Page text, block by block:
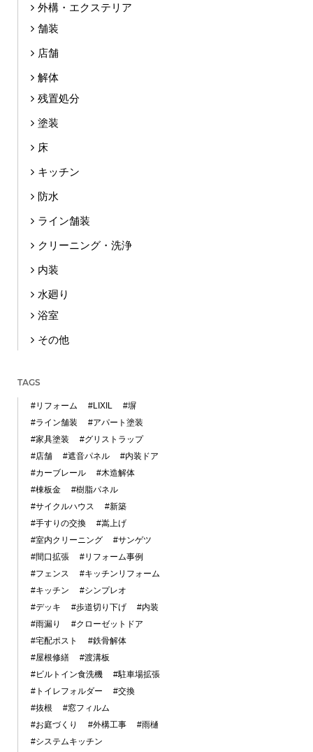
外構・エクステリア
舗装
店舗
解体
残置処分
塗装
床
キッチン
防水
ライン舗装
クリーニング・洗浄
内装
水廻り
浴室
その他
TAGS
#リフォーム #LIXIL
#塀
#ライン舗装
#アパート塗装
#家具塗装
#グリストラップ
#店舗
#遮音パネル
#内装ドア
#カーブレール
#木造解体
#棟板金
#樹脂パネル
#サイクルハウス
#新築
#手すりの交換
#嵩上げ
#室内クリーニング
#サンゲツ
#間口拡張
#リフォーム事例
#フェンス
#キッチンリフォーム
#キッチン
#シンプレオ
#デッキ
#歩道切り下げ
#内装
#雨漏り
#クローゼットドア
#宅配ポスト
#鉄骨解体
#屋根修繕
#渡溝板
#ビルトイン食洗機
#駐車場拡張
#トイレフォルダー
#交換
#抜根
#窓フィルム
#お庭づくり
#外構工事
#雨樋
#システムキッチン